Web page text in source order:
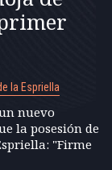
la Espriella
nuevo
la posesión de
"Firme